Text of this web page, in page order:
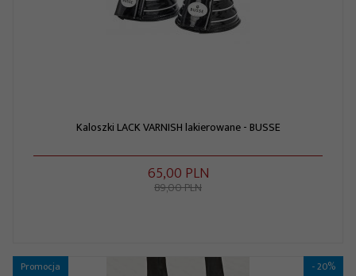
Kaloszki LACK VARNISH lakierowane - BUSSE
65,00 PLN
89,00 PLN
Promocja - 20%